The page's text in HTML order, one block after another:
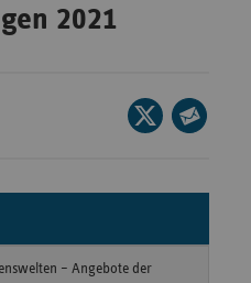
2021
Seite
auf
teilen
E-
– Angebote der